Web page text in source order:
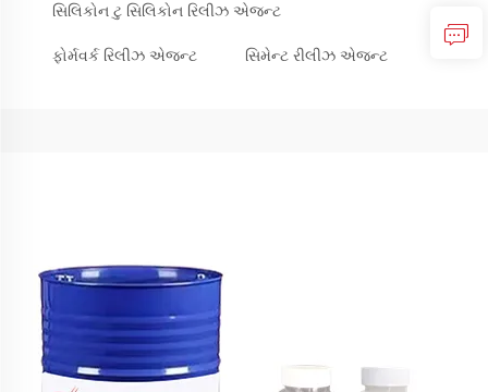
સિલિકોન ટુ સિલિકોન રિલીઝ એજન્ટ
ફોર્મવર્ક રિલીઝ એજન્ટ સિમેન્ટ રીલીઝ એજન્ટ